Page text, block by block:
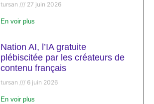
tursan 27 juin 2026
En voir plus
Nation AI, l’IA gratuite
plébiscitée par les créateurs de
contenu français
tursan 6 juin 2026
En voir plus